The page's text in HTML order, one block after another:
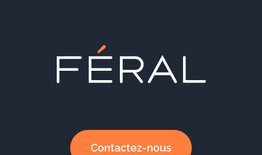
Contactez-nous